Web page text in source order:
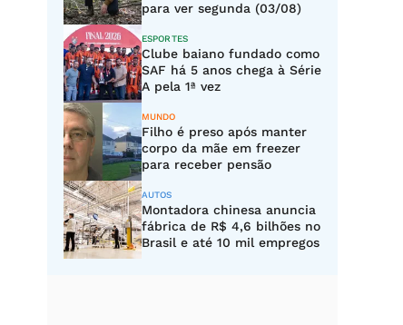
para ver segunda (03/08)
ESPORTES
Clube baiano fundado como
SAF há 5 anos chega à Série
A pela 1ª vez
MUNDO
Filho é preso após manter
corpo da mãe em freezer
para receber pensão
AUTOS
Montadora chinesa anuncia
fábrica de R$ 4,6 bilhões no
Brasil e até 10 mil empregos